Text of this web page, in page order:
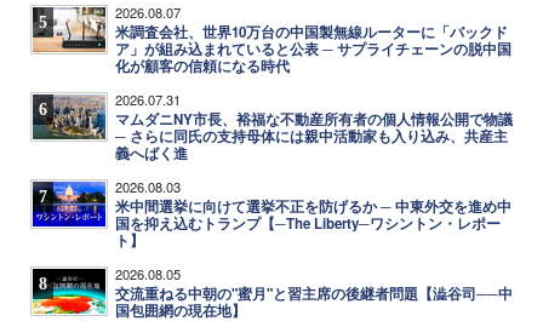
5 2026.08.07
米調査会社、世界10万台の中国製無線ルーターに「バックド
ア」が組み込まれていると公表 ─ サプライチェーンの脱中国
化が顧客の信頼になる時代
6 2026.07.31
マムダニNY市長、裕福な不動産所有者の個人情報公開で物議
─ さらに同氏の支持母体には親中活動家も入り込み、共産主
義へばく進
7 2026.08.03
米中間選挙に向けて選挙不正を防げるか ─ 中東外交を進め中
国を抑え込むトランプ【─The Liberty─ワシントン・レポー
ト】
8 2026.08.05
交流重ねる中朝の"蜜月"と習主席の後継者問題【澁谷司──中
国包囲網の現在地】